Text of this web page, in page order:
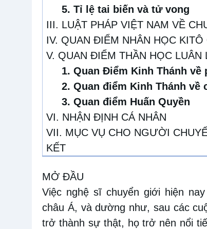
5. Tỉ lệ tai biến và tử vong
III. LUẬT PHÁP VIỆT NAM VỀ
IV. QUAN ĐIỂM NHÂN HỌC KITÔ
V. QUAN ĐIỂM THẦN HỌC LUÂN
1. Quan Điểm Kinh Thánh về
2. Quan điểm Kinh Thánh về
3. Quan điểm Huấn Quyền
VI. NHẬN ĐỊNH CÁ NHÂN
VII. MỤC VỤ CHO NGƯỜI
KẾT
MỞ ĐẦU
Việc nghệ sĩ chuyển giới hiện
châu Á, và dường như, sau các
trở thành sự thật, họ trở nên nổi